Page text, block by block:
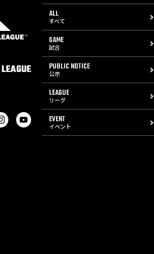
LEAGUE
ALL
すべて
GAME
試合
PUBLIC NOTICE
公示
LEAGUE
リーグ
EVENT
イベント